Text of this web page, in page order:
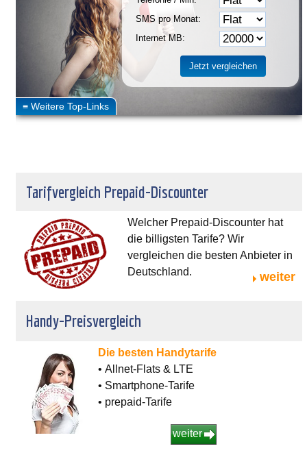
SMS pro Monat:
Internet MB:
Tarifvergleich Prepaid-Discounter
Welcher Prepaid-Discounter hat
die billigsten Tarife? Wir
vergleichen die besten Anbieter in
Deutschland.
weiter
Handy-Preisvergleich
Die besten Handytarife
• Allnet-Flats & LTE
• Smartphone-Tarife
• prepaid-Tarife
weiter